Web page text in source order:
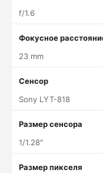
f/1.6
Фокусное
23 mm
Сенсор
Sony LYT-818
Размер сенсора
1/1.28"
Размер пикселя